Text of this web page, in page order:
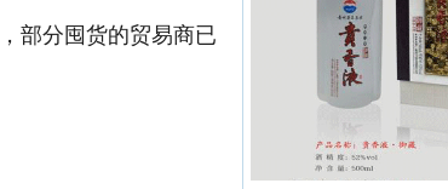
部分囤货的贸易商已